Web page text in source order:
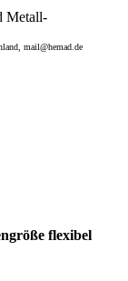
Metall-
mail@hemad.de
flexibel